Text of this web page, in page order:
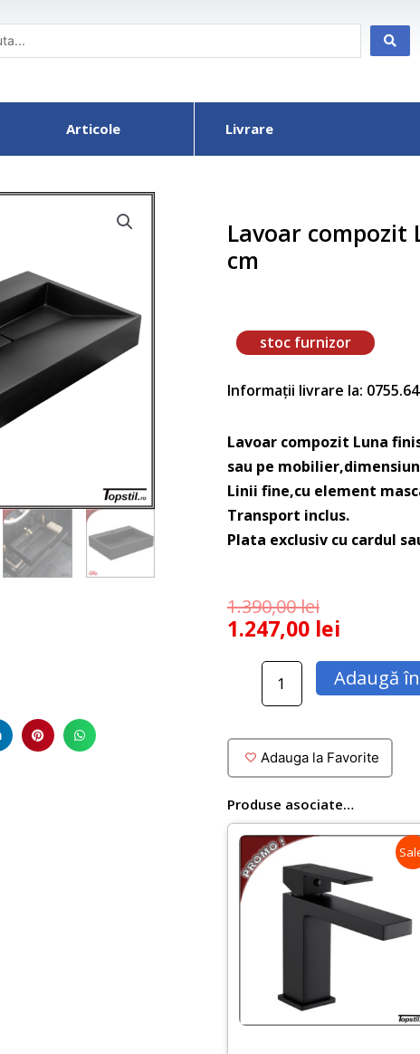
Articole Livrare
Lavoar compozit
cm
stoc furnizor
Informații livrare la:
Lavoar compozit Luna
sau pe
Linii fine,cu element
Transport inclus.
Plata exclusiv cu cardul
1.390,00lei
1.247,00 lei
Cantitate
Luna
negru
mat
80x46
cm
Adaugă
Adauga la Favorite
Produse asociate…